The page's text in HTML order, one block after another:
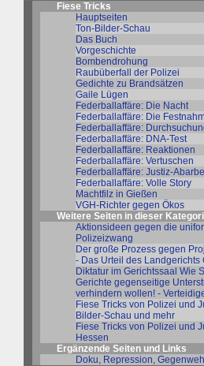
Fiese Tricks
Hauptseiten
Ton-Bilder-Schau
Das Buch
Vorgeschichte
Bombendrohung
Raubüberfall der Polizei
Gedichte zu Brandsätzen
Gaile Lügen
Federballaffäre: Die Nacht
Federballaffäre: Die
Federballaffäre:
Federballaffäre: DNA-Test
Federballaffäre: Reaktionen
Federballaffäre: Vertuschen
Federballaffäre: Justiz-
Federballaffäre: Volle Story
Machtfilz in Gießen
VGH-Richter gegen Ökos
Weitere Seiten in dieser
Aktionsideen gegen die
Polizeizwang
Der große Prozess gegen
- Das Urteil des Landgerichts
Diktatur im Gerichtssaal Wie
Gerichte gegenseitige
verhindern wollen! -
Fiese Tricks von Polizei und
Bilder-Schau und mehr
Fiese Tricks von Polizei und
Hessen
Ergänzende Seiten und Links
Doku, Repression,